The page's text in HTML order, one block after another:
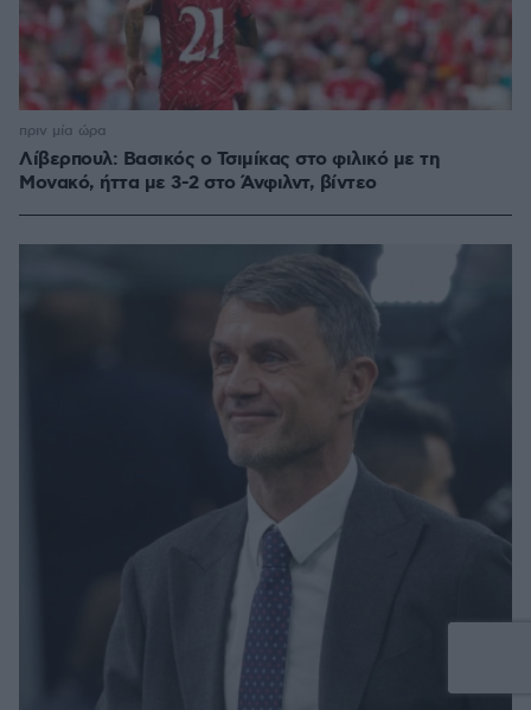
Λίβερπουλ: Βασικός ο Τσιμίκας στο φιλικό με τη
Μονακό, ήττα με 3-2 στο Άνφιλντ, βίντεο
πριν μία ώρα